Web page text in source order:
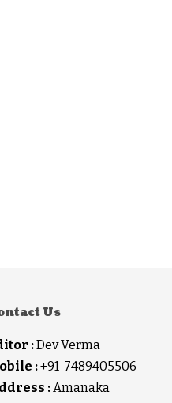
Us
:Dev Verma
:+91-7489405506
: Amanaka